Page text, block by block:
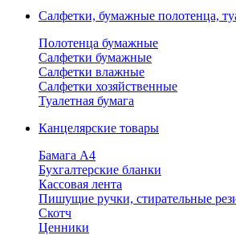
Салфетки, бумажные полотенца,
Полотенца бумажные
Салфетки бумажные
Салфетки влажные
Салфетки хозяйственные
Туалетная бумага
Канцелярские товары
Бамага А4
Бухгалтерские бланки
Кассовая лента
Пишущие ручки, стирательные
Скотч
Ценники